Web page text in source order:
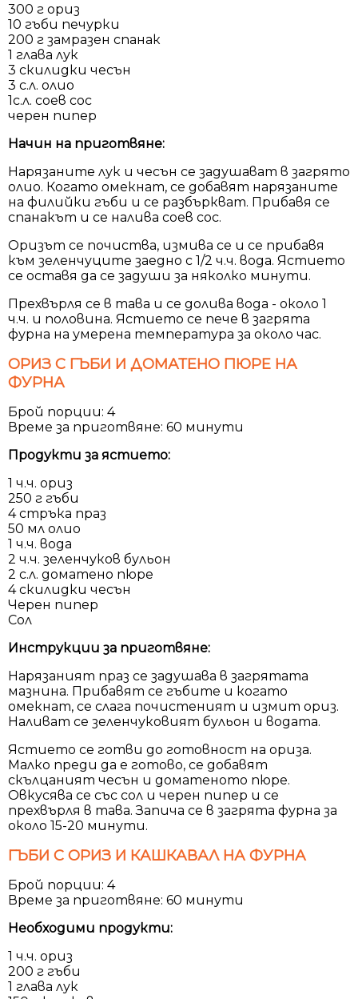
300 г ориз
10 гъби печурки
200 г замразен спанак
1 глава лук
3 скилидки чесън
3 с.л. олио
1с.л. соев сос
черен пипер
Начин на приготвяне:
Нарязаните лук и чесън се задушават в загрято
олио. Когато омекнат, се добавят нарязаните
на филийки гъби и се разбъркват. Прибавя се
спанакът и се налива соев сос.
Оризът се почиства, измива се и се прибавя
към зеленчуците заедно с 1/2 ч.ч. вода. Ястието
се оставя да се задуши за няколко минути.
Прехвърля се в тава и се долива вода - около 1
ч.ч. и половина. Ястието се пече в загрята
фурна на умерена температура за около час.
ОРИЗ С ГЪБИ И ДОМАТЕНО ПЮРЕ НА
ФУРНА
Брой порции: 4
Време за приготвяне: 60 минути
Продукти за ястието:
1 ч.ч. ориз
250 г гъби
4 стръка праз
50 мл олио
1 ч.ч. вода
2 ч.ч. зеленчуков бульон
2 с.л. доматено пюре
4 скилидки чесън
Черен пипер
Сол
Инструкции за приготвяне:
Нарязаният праз се задушава в загрятата
мазнина. Прибавят се гъбите и когато
омекнат, се слага почистеният и измит ориз.
Наливат се зеленчуковият бульон и водата.
Ястието се готви до готовност на ориза.
Малко преди да е готово, се добавят
скълцаният чесън и доматеното пюре.
Овкусява се със сол и черен пипер и се
прехвърля в тава. Запича се в загрята фурна за
около 15-20 минути.
ГЪБИ С ОРИЗ И КАШКАВАЛ НА ФУРНА
Брой порции: 4
Време за приготвяне: 60 минути
Необходими продукти:
1 ч.ч. ориз
200 г гъби
1 глава лук